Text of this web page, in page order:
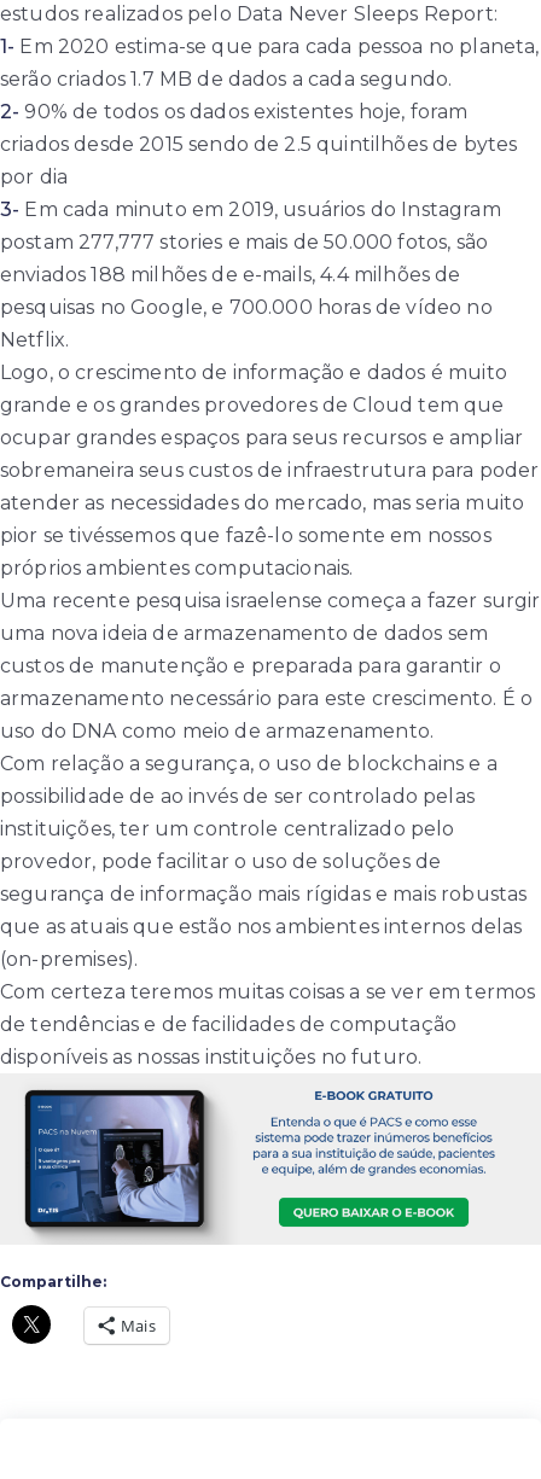
estudos realizados pelo Data Never Sleeps Report:
1- Em 2020 estima-se que para cada pessoa no planeta,
serão criados 1.7 MB de dados a cada segundo.
2- 90% de todos os dados existentes hoje, foram
criados desde 2015 sendo de 2.5 quintilhões de bytes
por dia
3- Em cada minuto em 2019, usuários do Instagram
postam 277,777 stories e mais de 50.000 fotos, são
enviados 188 milhões de e-mails, 4.4 milhões de
pesquisas no Google, e 700.000 horas de vídeo no
Netflix.
Logo, o crescimento de informação e dados é muito
grande e os grandes provedores de Cloud tem que
ocupar grandes espaços para seus recursos e ampliar
sobremaneira seus custos de infraestrutura para poder
atender as necessidades do mercado, mas seria muito
pior se tivéssemos que fazê-lo somente em nossos
próprios ambientes computacionais.
Uma recente pesquisa israelense começa a fazer surgir
uma nova ideia de armazenamento de dados sem
custos de manutenção e preparada para garantir o
armazenamento necessário para este crescimento. É o
uso do DNA como meio de armazenamento.
Com relação a segurança, o uso de blockchains e a
possibilidade de ao invés de ser controlado pelas
instituições, ter um controle centralizado pelo
provedor, pode facilitar o uso de soluções de
segurança de informação mais rígidas e mais robustas
que as atuais que estão nos ambientes internos delas
(on-premises).
Com certeza teremos muitas coisas a se ver em termos
de tendências e de facilidades de computação
disponíveis as nossas instituições no futuro.
Compartilhe:
Mais